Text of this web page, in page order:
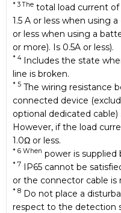
* 3 The total load current
1.5 A or less when using
or less when using a
or more). Is 0.5A or less).
* 4Includes the state
line is broken.
* 5 The wiring resistance
connected device
optional dedicated cable)
However, if the load
1.0Ω or less.
* 6 When power is supplied
* 7 IP65 cannot be
or the connector cable is
* 8 Do not place a
respect to the detection